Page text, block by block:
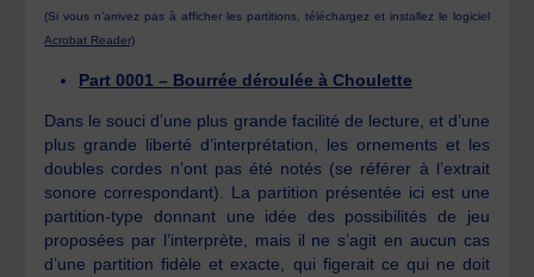
(Si vous n’arrivez pas à afficher les partitions, téléchargez et installez le logiciel
Acrobat Reader)
Part 0001 – Bourrée déroulée à Choulette
Dans le souci d’une plus grande facilité de lecture, et d’une
plus grande liberté d’interprétation, les ornements et les
doubles cordes n’ont pas été notés (se référer à l’extrait
sonore correspondant). La partition présentée ici est une
partition-type donnant une idée des possibilités de jeu
proposées par l’interprète, mais il ne s’agit en aucun cas
d’une partition fidèle et exacte, qui figerait ce qui ne doit